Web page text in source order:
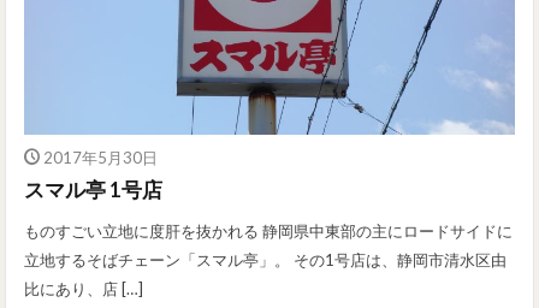
2017年5月30日
スマル亭 1号店
ものすごい立地に度肝を抜かれる 静岡県中東部の主にロードサイドに
立地するそばチェーン「スマル亭」。 その1号店は、静岡市清水区由
比にあり、店 […]